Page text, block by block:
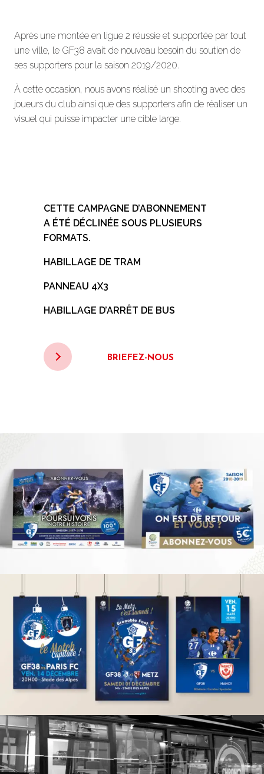
Après une montée en ligue 2 réussie et supportée par tout
une ville, le GF38 avait de nouveau besoin du soutien de
ses supporters pour la saison 2019/2020.
À cette occasion, nous avons réalisé un shooting avec des
joueurs du club ainsi que des supporters afin de réaliser un
visuel qui puisse impacter une cible large.
CETTE CAMPAGNE D’ABONNEMENT
A ÉTÉ DÉCLINÉE SOUS PLUSIEURS
FORMATS.
HABILLAGE DE TRAM
PANNEAU 4X3
HABILLAGE D’ARRÊT DE BUS
BRIEFEZ-NOUS